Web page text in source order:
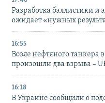
Разработка баллистики и
ожидает «нужных
16:55
Возле нефтяного танкера
произошли два взрыва –
16:18
В Украине сообщили о